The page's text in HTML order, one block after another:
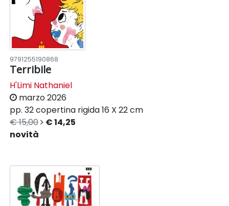
9791255190868
Terribile
H'Limi Nathaniel
marzo 2026
pp. 32copertina rigida16 X 22 cm
€ 15,00
€ 14,25
novità